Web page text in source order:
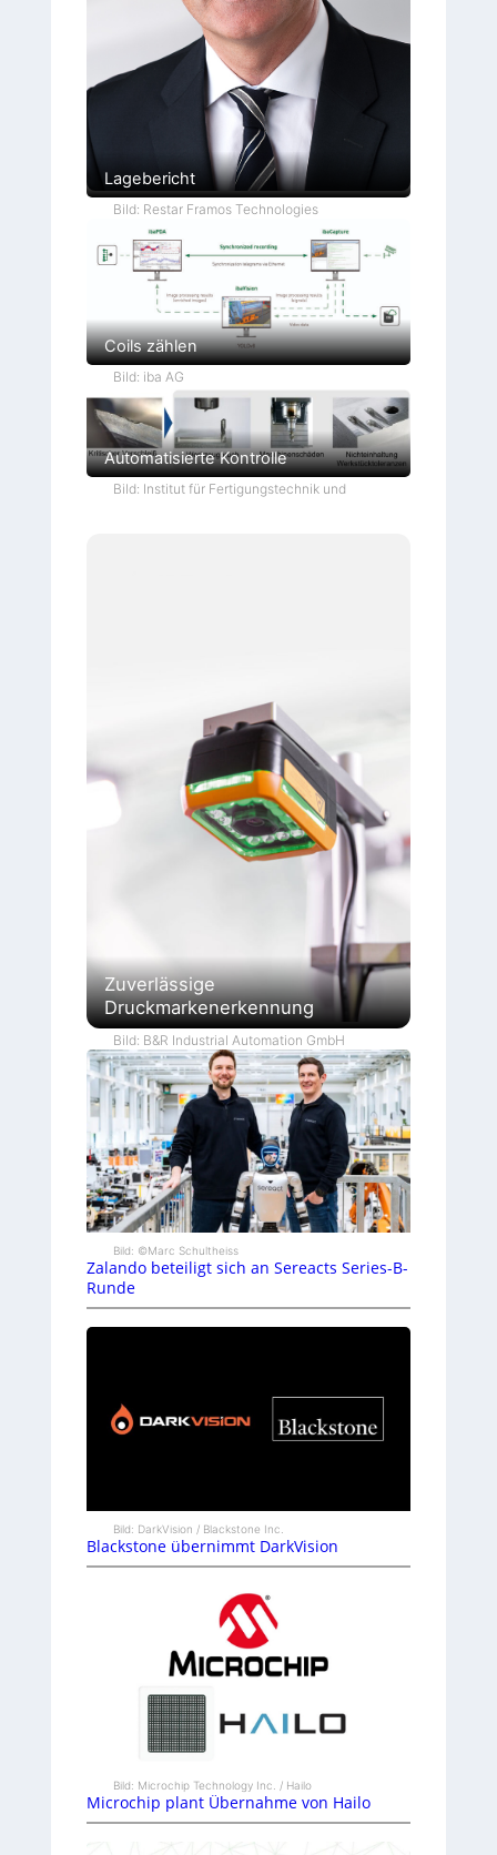
Lagebericht
Bild: Restar Framos Technologies
Coils zählen
Bild: iba AG
Automatisierte Kontrolle
Bild: Institut für Fertigungstechnik und
Zuverlässige
Druckmarkenerkennung
Bild: B&R Industrial Automation GmbH
Bild: ©Marc Schultheiss
Zalando beteiligt sich an Sereacts Series-B-
Runde
Bild: DarkVision / Blackstone Inc.
Blackstone übernimmt DarkVision
Bild: Microchip Technology Inc. / Hailo
Microchip plant Übernahme von Hailo